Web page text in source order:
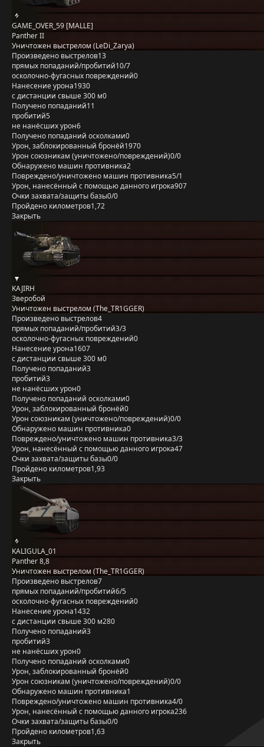
GAME_OVER_59 [MALLE]
Panther II
Уничтожен выстрелом (LeDi_Zarya)
Произведено выстрелов13
прямых попаданий/пробитий10/7
осколочно-фугасных повреждений0
Нанесение урона1930
с дистанции свыше 300 м0
Получено попаданий11
пробитий5
не нанёсших урон6
Получено попаданий осколками0
Урон, заблокированный бронёй1970
Урон союзникам (уничтожено/повреждений)0/0
Обнаружено машин противника2
Повреждено/уничтожено машин противника5/1
Урон, нанесённый с помощью данного игрока907
Очки захвата/защиты базы0/0
Пройдено километров1,72
Закрыть
KAJIRH
Зверобой
Уничтожен выстрелом (The_TR1GGER)
Произведено выстрелов4
прямых попаданий/пробитий3/3
осколочно-фугасных повреждений0
Нанесение урона1607
с дистанции свыше 300 м0
Получено попаданий3
пробитий3
не нанёсших урон0
Получено попаданий осколками0
Урон, заблокированный бронёй0
Урон союзникам (уничтожено/повреждений)0/0
Обнаружено машин противника0
Повреждено/уничтожено машин противника3/3
Урон, нанесённый с помощью данного игрока47
Очки захвата/защиты базы0/0
Пройдено километров1,93
Закрыть
KALIGULA_01
Panther 8,8
Уничтожен выстрелом (The_TR1GGER)
Произведено выстрелов7
прямых попаданий/пробитий6/5
осколочно-фугасных повреждений0
Нанесение урона1432
с дистанции свыше 300 м280
Получено попаданий3
пробитий3
не нанёсших урон0
Получено попаданий осколками0
Урон, заблокированный бронёй0
Урон союзникам (уничтожено/повреждений)0/0
Обнаружено машин противника1
Повреждено/уничтожено машин противника4/0
Урон, нанесённый с помощью данного игрока236
Очки захвата/защиты базы0/0
Пройдено километров1,63
Закрыть